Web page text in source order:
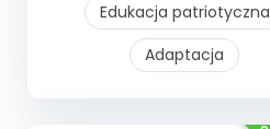
Edukacja patriotyczna
Adaptacja